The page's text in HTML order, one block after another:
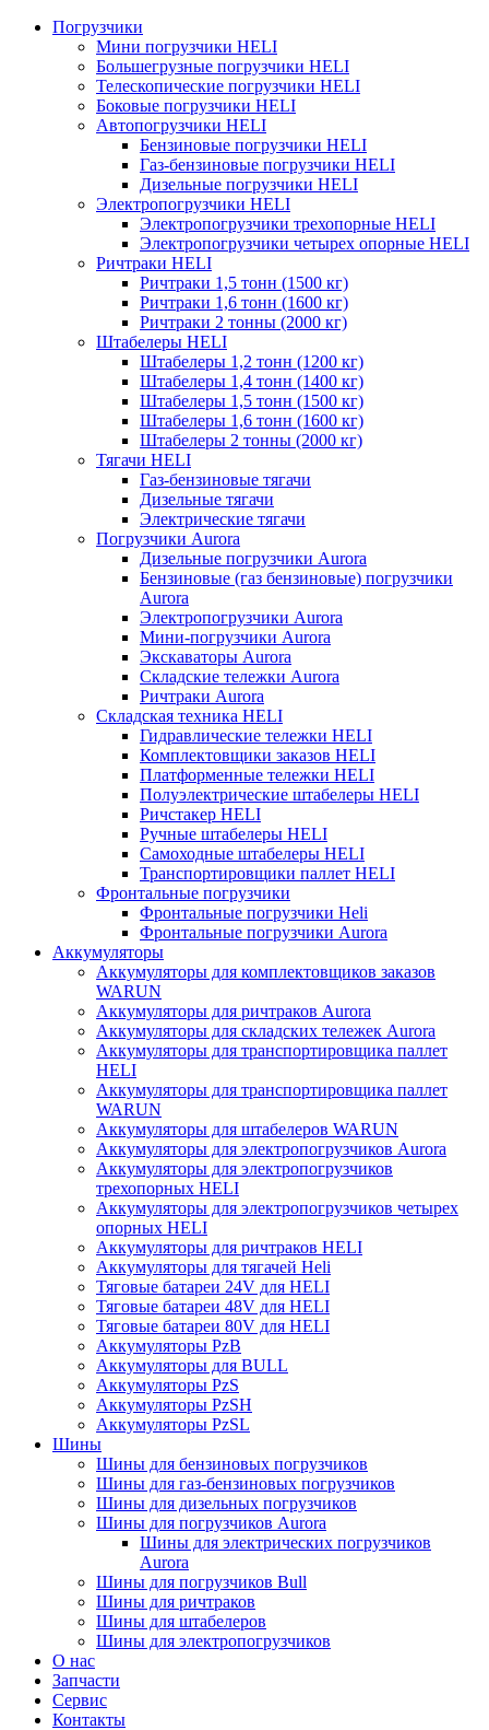
Погрузчики
Мини погрузчики HELI
Большегрузные погрузчики HELI
Телескопические погрузчики HELI
Боковые погрузчики HELI
Автопогрузчики HELI
Бензиновые погрузчики HELI
Газ-бензиновые погрузчики HELI
Дизельные погрузчики HELI
Электропогрузчики HELI
Электропогрузчики трехопорные HELI
Электропогрузчики четырех опорные HELI
Ричтраки HELI
Ричтраки 1,5 тонн (1500 кг)
Ричтраки 1,6 тонн (1600 кг)
Ричтраки 2 тонны (2000 кг)
Штабелеры HELI
Штабелеры 1,2 тонн (1200 кг)
Штабелеры 1,4 тонн (1400 кг)
Штабелеры 1,5 тонн (1500 кг)
Штабелеры 1,6 тонн (1600 кг)
Штабелеры 2 тонны (2000 кг)
Тягачи HELI
Газ-бензиновые тягачи
Дизельные тягачи
Электрические тягачи
Погрузчики Aurora
Дизельные погрузчики Aurora
Бензиновые (газ бензиновые) погрузчики
Aurora
Электропогрузчики Aurora
Мини-погрузчики Aurora
Экскаваторы Aurora
Складские тележки Aurora
Ричтраки Aurora
Складская техника HELI
Гидравлические тележки HELI
Комплектовщики заказов HELI
Платформенные тележки HELI
Полуэлектрические штабелеры HELI
Ричстакер HELI
Ручные штабелеры HELI
Самоходные штабелеры HELI
Транспортировщики паллет HELI
Фронтальные погрузчики
Фронтальные погрузчики Heli
Фронтальные погрузчики Aurora
Аккумуляторы
Аккумуляторы для комплектовщиков заказов
WARUN
Аккумуляторы для ричтраков Aurora
Аккумуляторы для складских тележек Aurora
Аккумуляторы для транспортировщика паллет
HELI
Аккумуляторы для транспортировщика паллет
WARUN
Аккумуляторы для штабелеров WARUN
Аккумуляторы для электропогрузчиков Aurora
Аккумуляторы для электропогрузчиков
трехопорных HELI
Аккумуляторы для электропогрузчиков четырех
опорных HELI
Аккумуляторы для ричтраков HELI
Аккумуляторы для тягачей Heli
Тяговые батареи 24V для HELI
Тяговые батареи 48V для HELI
Тяговые батареи 80V для HELI
Аккумуляторы PzB
Аккумуляторы для BULL
Аккумуляторы PzS
Аккумуляторы PzSH
Аккумуляторы PzSL
Шины
Шины для бензиновых погрузчиков
Шины для газ-бензиновых погрузчиков
Шины для дизельных погрузчиков
Шины для погрузчиков Aurora
Шины для электрических погрузчиков
Aurora
Шины для погрузчиков Bull
Шины для ричтраков
Шины для штабелеров
Шины для электропогрузчиков
О нас
Запчасти
Сервис
Контакты